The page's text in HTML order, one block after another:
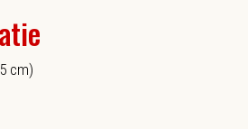
cm)